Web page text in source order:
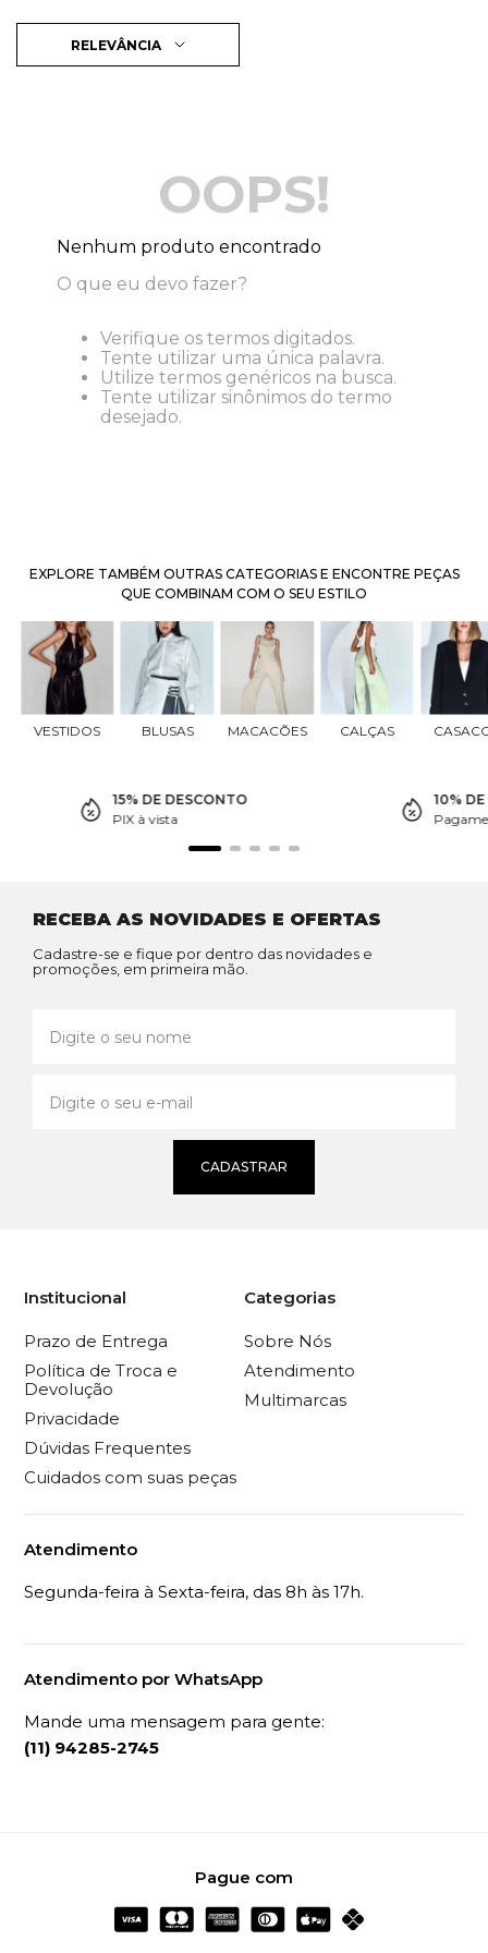
RELEVÂNCIA
OOPS!
Nenhum produto encontrado
O que eu devo fazer?
Verifique os termos digitados.
Tente utilizar uma única palavra.
Utilize termos genéricos na busca.
Tente utilizar sinônimos do termo
desejado.
EXPLORE TAMBÉM OUTRAS CATEGORIAS E ENCONTRE PEÇAS
QUE COMBINAM COM O SEU ESTILO
VESTIDOS BLUSAS MACACÕES CALÇAS
15% DE DESCONTO
PIX à vista
10%
RECEBA AS NOVIDADES E OFERTAS
Cadastre-se e fique por dentro das novidades e
promoções, em primeira mão.
CADASTRAR
Institucional
Prazo de Entrega
Política de Troca e
Devolução
Privacidade
Dúvidas Frequentes
Cuidados com suas peças
Categorias
Sobre Nós
Atendimento
Multimarcas
Atendimento
Segunda-feira à Sexta-feira, das 8h às 17h.
Atendimento por WhatsApp
Mande uma mensagem para gente:
(11) 94285-2745
Pague com